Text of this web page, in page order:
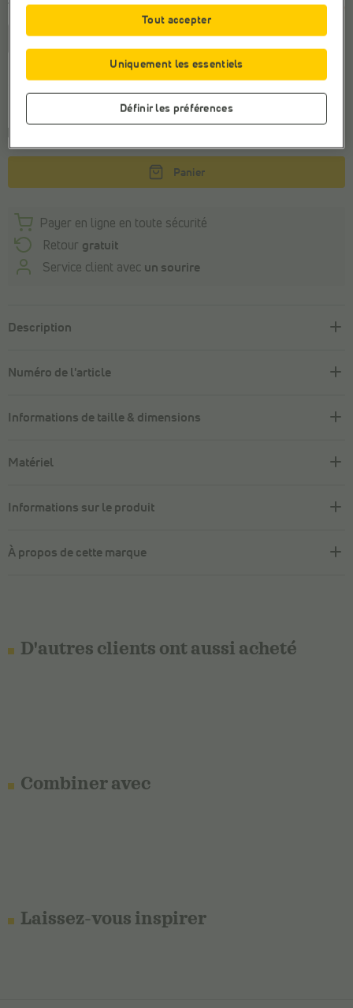
Taille Dernier article
37 38 38,5 39 39,5 41
Commandez votre taille habituelle
Panier
Payer en ligne en toute sécurité
Retour gratuit
Service client avec un sourire
Description
Numéro de l'article
Informations de taille & dimensions
Matériel
Informations sur le produit
À propos de cette marque
D'autres clients ont aussi acheté
Combiner avec
Laissez-vous inspirer
Définir les préférences
Uniquement les essentiels
Tout accepter